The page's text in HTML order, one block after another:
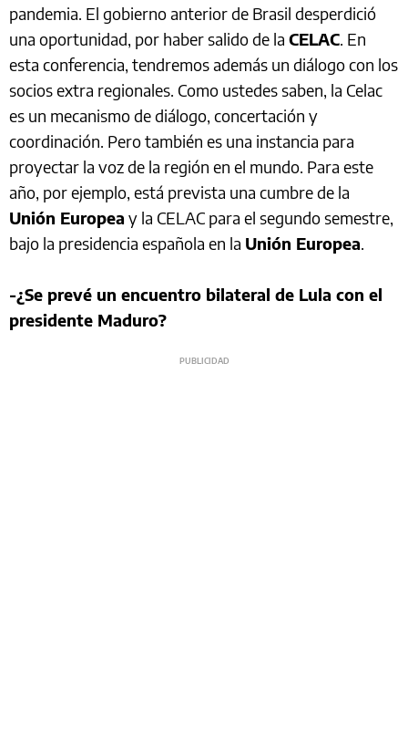
pandemia. El gobierno anterior de Brasil desperdició
una oportunidad, por haber salido de la CELAC. En
esta conferencia, tendremos además un diálogo con los
socios extra regionales. Como ustedes saben, la Celac
es un mecanismo de diálogo, concertación y
coordinación. Pero también es una instancia para
proyectar la voz de la región en el mundo. Para este
año, por ejemplo, está prevista una cumbre de la
Unión Europea y la CELAC para el segundo semestre,
bajo la presidencia española en la Unión Europea.
-¿Se prevé un encuentro bilateral de Lula con el
presidente Maduro?